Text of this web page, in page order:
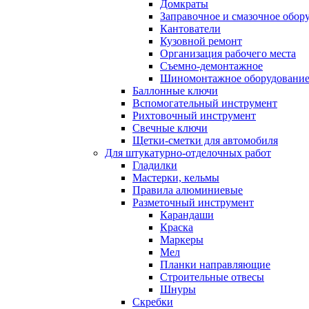
Домкраты
Заправочное и смазочное
Кантователи
Кузовной ремонт
Организация рабочего места
Съемно-демонтажное
Шиномонтажное оборудование
Баллонные ключи
Вспомогательный инструмент
Рихтовочный инструмент
Свечные ключи
Щетки-сметки для автомобиля
Для штукатурно-отделочных работ
Гладилки
Мастерки, кельмы
Правила алюминиевые
Разметочный инструмент
Карандаши
Краска
Маркеры
Мел
Планки направляющие
Строительные отвесы
Шнуры
Скребки